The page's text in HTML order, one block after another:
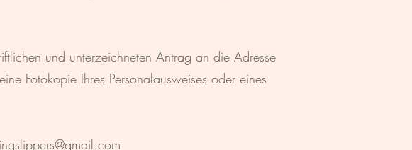
und unterzeichneten Antrag an die Adresse
Fotokopie Ihres Personalausweises oder eines